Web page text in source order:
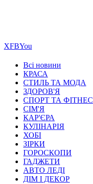
ХFBYou
Всі новини
КРАСА
СТИЛЬ ТА МОДА
ЗДОРОВ'Я
СПОРТ ТА ФІТНЕС
СІМ'Я
КАР'ЄРА
КУЛІНАРІЯ
ХОБІ
ЗІРКИ
ГОРОСКОПИ
ГАДЖЕТИ
АВТО ЛЕДІ
ДІМ І ДЕКОР